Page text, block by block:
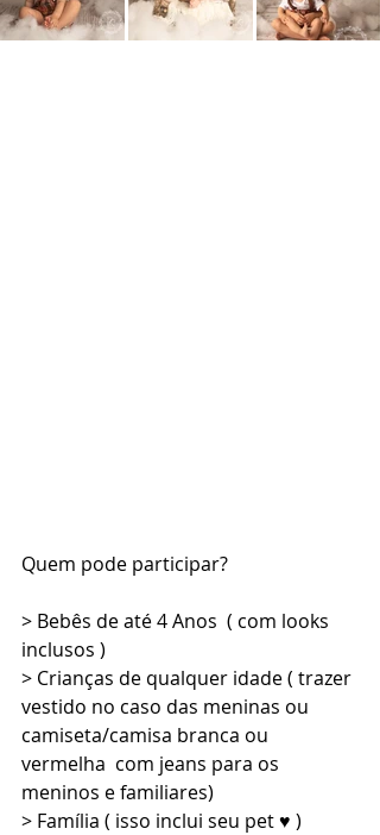
Quem pode participar?
> Bebês de até 4 Anos  ( com looks
inclusos )
> Crianças de qualquer idade ( trazer
vestido no caso das meninas ou
camiseta/camisa branca ou
vermelha  com jeans para os
meninos e familiares)
> Família ( isso inclui seu pet ♥ )